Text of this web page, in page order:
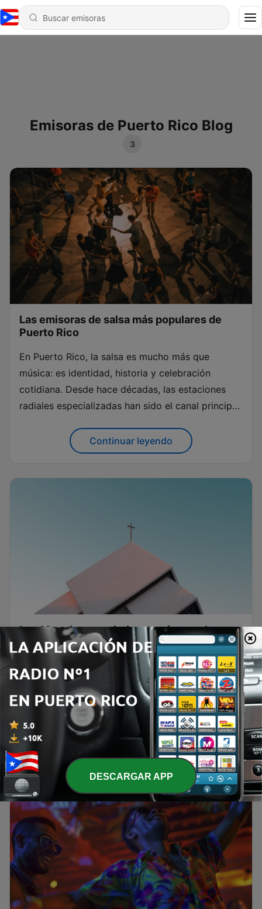
Emisoras de Puerto Rico Blog
3
Las emisoras de salsa más populares de
Puerto Rico
En Puerto Rico, la salsa es mucho más que
música: es identidad, historia y celebración
cotidiana. Desde hace décadas, las estaciones
radiales especializadas han sido el canal principal
emociones a todos los rincones de la isla. A
través de las emisoras de...
Continuar leyendo
Las 10 emisoras cristianas más populares
en Puerto Rico
Las emisoras cristianas han sido, por décadas,
una parte esencial del panorama radial en Puerto
Rico. Más allá de la música y los programas, estas
estaciones representan un espacio de encuentro,
reflexión y esperanza para miles de personas que
buscan fortalecer su fe y valores espirituales a
través de la...
Continuar leyendo
DESCARGAR APP